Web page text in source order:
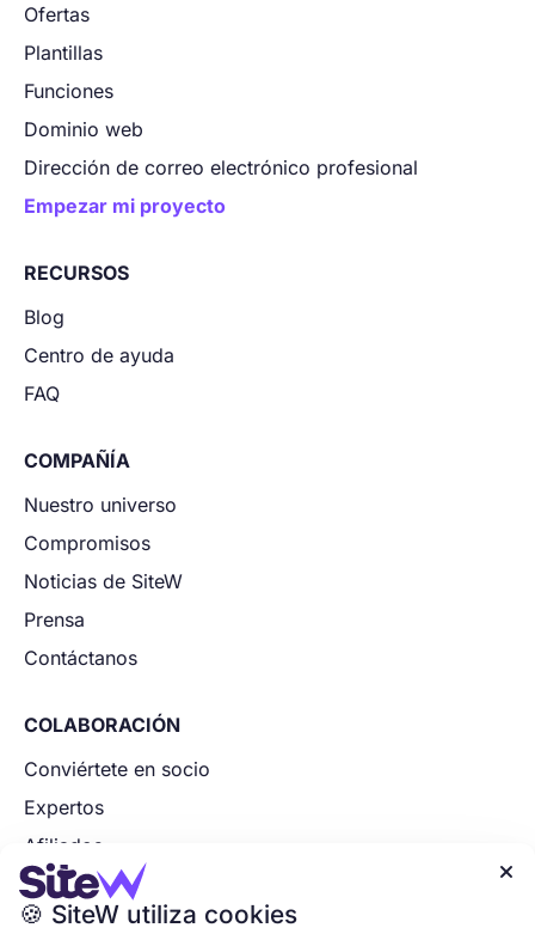
Ofertas
Plantillas
Funciones
Dominio web
Dirección de correo electrónico profesional
Empezar mi proyecto
RECURSOS
Blog
Centro de ayuda
FAQ
COMPAÑÍA
Nuestro universo
Compromisos
Noticias de SiteW
Prensa
Contáctanos
COLABORACIÓN
Conviértete en socio
Expertos
Afiliados
Socios tecnológicos
Aplica ahora

🍪 SiteW utiliza cookies